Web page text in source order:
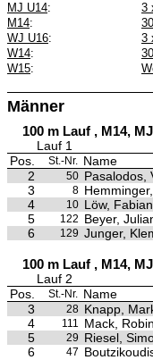
MJ U14:
3
M14:
WJ U16:
3
W14:
W15:
Männer
100 m Lauf , M14,
Lauf 1
Pos.
St.-Nr. Name
2
50 Pasalodos,
3
8
4
10 Löw, Fabian
5
122 Beyer,
6
129 Junger,
100 m Lauf , M14,
Lauf 2
Pos.
St.-Nr. Name
3
28 Knapp,
4
111 Mack, Robin
5
29 Riesel,
6
47